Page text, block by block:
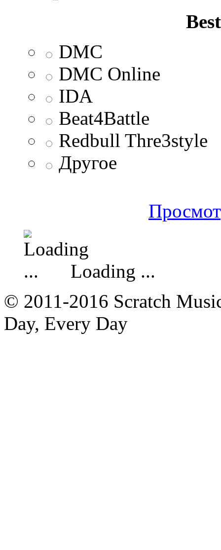
DMC
DMC Online
IDA
Beat4Battle
Redbull Thre3style
Другое
Loading ...
© 2011-2016 Scratch
Day, Every Day